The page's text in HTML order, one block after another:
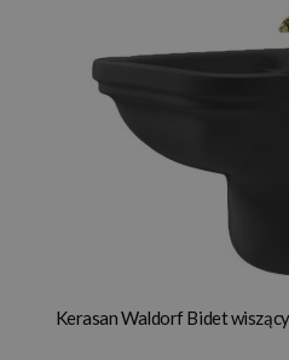
Kerasan Waldorf Bidet